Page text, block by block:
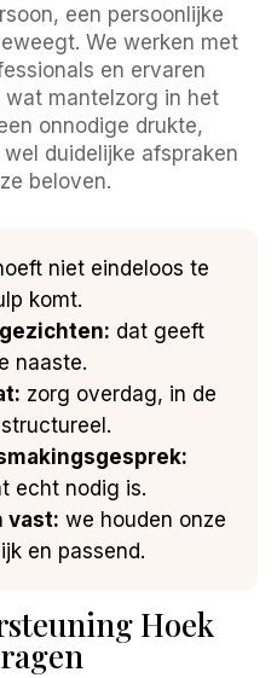
een persoonlijke
We werken met
en ervaren
mantelzorg in het
onnodige drukte,
duidelijke afspraken
beloven.
niet eindeloos te
komt.
dat geeft
naaste.
zorg overdag, in de
echt nodig is.
vast: we houden onze
en passend.
Hoek